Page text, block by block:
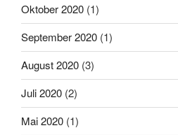
Oktober 2020 (1)
September 2020 (1)
August 2020 (3)
Juli 2020 (2)
Mai 2020 (1)